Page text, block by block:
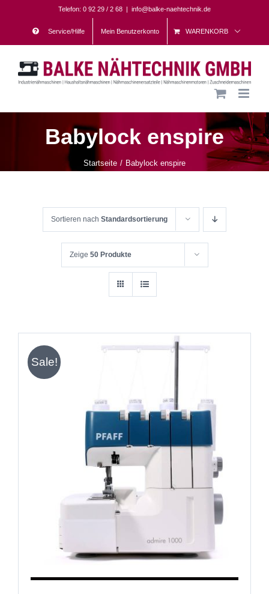
content
Telefon: 0 92 29 / 2 68 | info@balke-naehtechnik.de
Service/Hilfe Mein Benutzerkonto WARENKORB
Babylock enspire
Startseite Babylock enspire
Sortieren nach Standardsortierung
Zeige 50 Produkte
Sale!
IN DEN WARENKORB / DETAILS